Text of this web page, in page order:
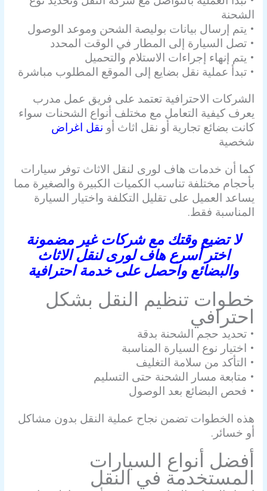
الشحنة
• يتم إرسال بيانات بوليصة الشحن وموعد الوصول
• تصل السيارة إلى المطار في الوقت المحدد
• يتم إنهاء إجراءات الاستلام والتحميل
• تبدأ عملية نقل بضايع إلى الموقع المطلوب مباشرة
الشركات الاحترافية تعتمد على فريق عمل مدرب
يعرف كيفية التعامل مع مختلف أنواع الشحنات سواء
كانت بضائع تجارية أو نقل اثاث أو نقل اغراض
شخصية
كما أن خدمات هاف لورى لنقل الاثاث توفر سيارات
بأحجام مختلفة تناسب الكميات الكبيرة والصغيرة مما
يساعد العميل على تقليل التكلفة واختيار السيارة
المناسبة فقط.
لا تضيع وقتك مع شركات غير مضمونة
اختر أسرع هاف لورى لنقل الاثاث
والبضائع واحصل على خدمة احترافية
خطوات تنظيم النقل بشكل
احترافي
• تحديد حجم الشحنة بدقة
• اختيار نوع السيارة المناسبة
• التأكد من سلامة التغليف
• متابعة مسار الشحنة حتى التسليم
• فحص البضائع بعد الوصول
هذه الخطوات تضمن نجاح عملية النقل بدون مشاكل
أو خسائر.
أفضل أنواع السيارات
المستخدمة في النقل